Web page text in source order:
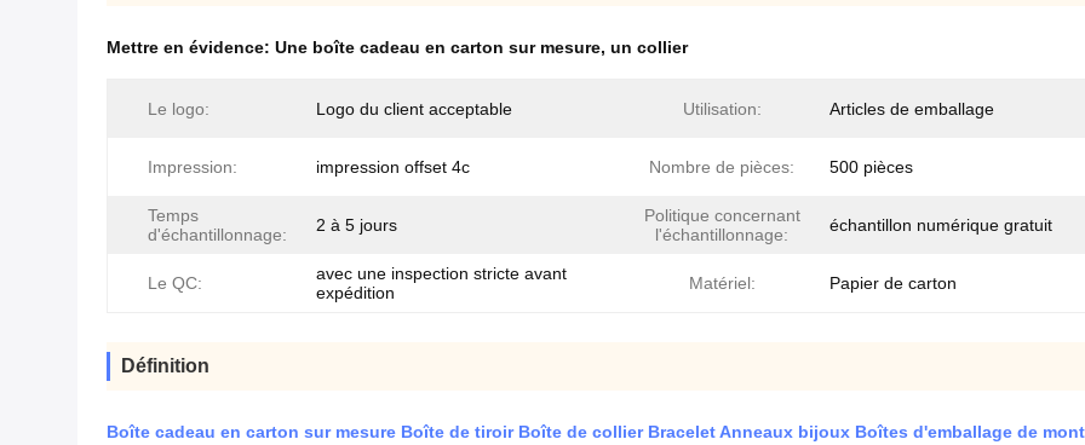
Mettre en évidence: Une boîte cadeau en carton sur mesure, un collier
Le logo: Logo du client acceptable Utilisation: Articles de emballage
Impression: impression offset 4c Nombre de pièces: 500 pièces
Temps
d'échantillonnage:
2 à 5 jours
Politique concernant
l'échantillonnage:
échantillon numérique gratuit
Le QC:
avec une inspection stricte avant
expédition
Matériel: Papier de carton
Définition
Boîte cadeau en carton sur mesure Boîte de tiroir Boîte de collier Bracelet Anneaux bijoux Boîtes d'emballage de